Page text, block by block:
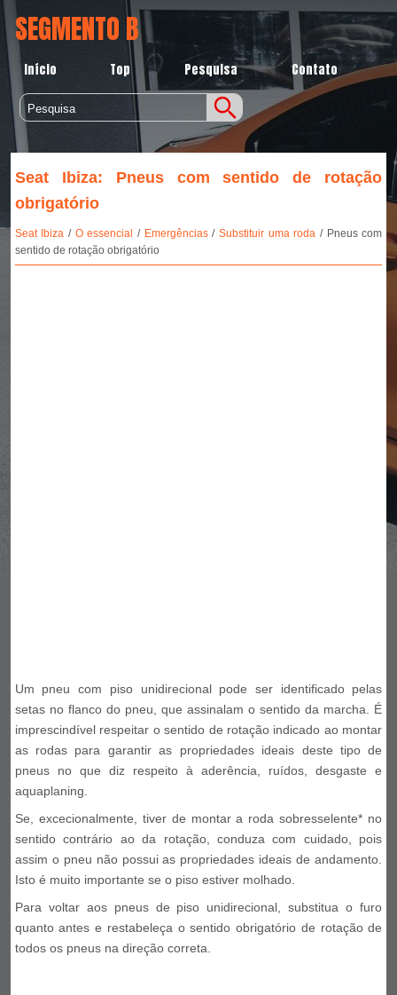
SEGMENTO B
Início Top Pesquisa Contato
Seat Ibiza: Pneus com sentido de rotação
obrigatório
Seat Ibiza / O essencial / Emergências/Substituir uma roda / Pneus com
sentido de rotação obrigatório
Um pneu com piso unidirecional pode ser identificado pelas
setas no flanco do pneu, que assinalam o sentido da marcha. É
imprescindível respeitar o sentido de rotação indicado ao montar
as rodas para garantir as propriedades ideais deste tipo de
pneus no que diz respeito à aderência, ruídos, desgaste e
aquaplaning.
Se, excecionalmente, tiver de montar a roda sobresselente* no
sentido contrário ao da rotação, conduza com cuidado, pois
assim o pneu não possui as propriedades ideais de andamento.
Isto é muito importante se o piso estiver molhado.
Para voltar aos pneus de piso unidirecional, substitua o furo
quanto antes e restabeleça o sentido obrigatório de rotação de
todos os pneus na direção correta.